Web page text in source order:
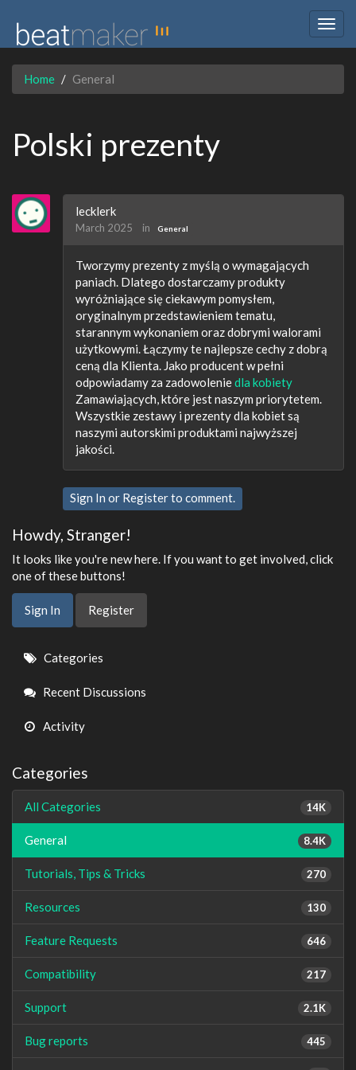
Home General
Polski prezenty
lecklerk
March 2025 in General
Tworzymy prezenty z myślą o wymagających
paniach. Dlatego dostarczamy produkty
wyróżniające się ciekawym pomysłem,
oryginalnym przedstawieniem tematu,
starannym wykonaniem oraz dobrymi walorami
użytkowymi. Łączymy te najlepsze cechy z dobrą
ceną dla Klienta. Jako producent w pełni
odpowiadamy za zadowoleniedla kobiety
Zamawiających, które jest naszym priorytetem.
Wszystkie zestawy i prezenty dla kobiet są
naszymi autorskimi produktami najwyższej
jakości.
Sign In or Registerto comment.
Howdy, Stranger!
It looks like you're new here. If you want to get involved, click
one of these buttons!
Sign In Register
Quick
Links
Categories
Recent Discussions
Activity
Categories
14K
All Categories
8.4K
General
270
Tutorials, Tips & Tricks
130
Resources
646
Feature Requests
217
Compatibility
2.1K
Support
445
Bug reports